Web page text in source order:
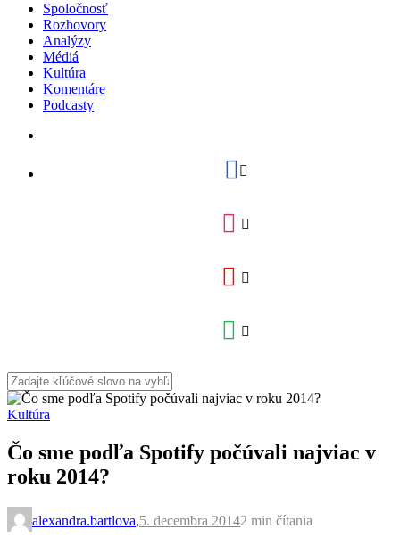
Spoločnosť
Rozhovory
Analýzy
Médiá
Kultúra
Komentáre
Podcasty
Kultúra
Čo sme podľa Spotify počúvali najviac v
roku 2014?
alexandra.bartlova,5. decembra 20142 min čítania